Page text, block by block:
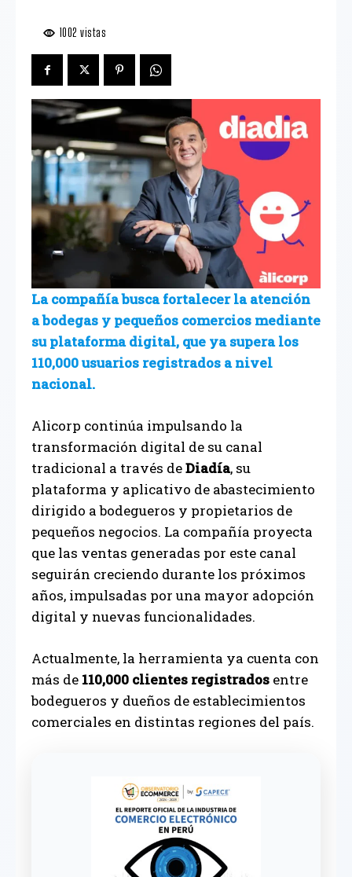
1002 vistas
La compañía busca fortalecer la atención
a bodegas y pequeños comercios mediante
su plataforma digital, que ya supera los
110,000 usuarios registrados a nivel
nacional.
Alicorp continúa impulsando la
transformación digital de su canal
tradicional a través deDiadía, su
plataforma y aplicativo de abastecimiento
dirigido a bodegueros y propietarios de
pequeños negocios. La compañía proyecta
que las ventas generadas por este canal
seguirán creciendo durante los próximos
años, impulsadas por una mayor adopción
digital y nuevas funcionalidades.
Actualmente, la herramienta ya cuenta con
más de 110,000 clientes registrados entre
bodegueros y dueños de establecimientos
comerciales en distintas regiones del país.